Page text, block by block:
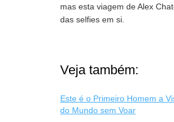
mas esta viagem de Alex
das selfies em si.
Veja também:
Este é o Primeiro Homem a
do Mundo sem Voar